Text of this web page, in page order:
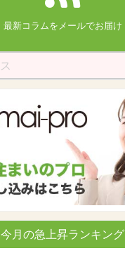
最新コラムを メールでお届け
今月の急上昇ランキング